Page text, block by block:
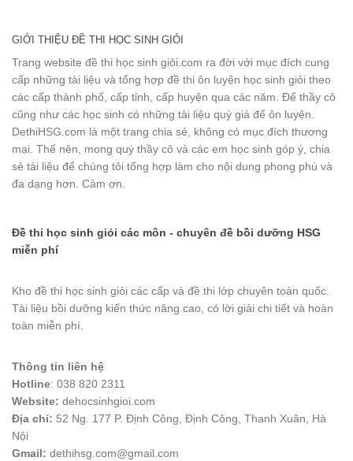
GIỚI THIỆU ĐỀ THI HỌC SINH GIỎI
Trang website đề thi học sinh giỏi.com ra đời với mục đích cung
cấp những tài liệu và tổng hợp đề thi ôn luyện học sinh giỏi theo
các cấp thành phố, cấp tỉnh, cấp huyện qua các năm. Để thầy cô
cũng như các học sinh có những tài liệu quý giá để ôn luyện.
DethiHSG.com là một trang chia sẻ, không có mục đích thương
mại. Thế nên, mong quý thầy cô và các em học sinh góp ý, chia
sẻ tài liệu để chúng tôi tổng hợp làm cho nội dung phong phú và
đa dạng hơn. Cảm ơn.
Đề thi học sinh giỏi các môn - chuyên đề bồi dưỡng HSG
miễn phí
Kho đề thi học sinh giỏi các cấp và đề thi lớp chuyên toàn quốc.
Tài liệu bồi dưỡng kiến thức nâng cao, có lời giải chi tiết và hoàn
toàn miễn phí.
Thông tin liên hệ
Hotline: 038 820 2311
Website: dehocsinhgioi.com
Địa chỉ: 52 Ng. 177 P. Định Công, Định Công, Thanh Xuân, Hà
Nội
Gmail: dethihsg.com@gmail.com